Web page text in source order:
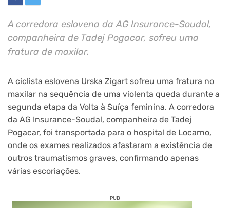
A corredora eslovena da AG Insurance-Soudal,
companheira de Tadej Pogacar, sofreu uma
fratura de maxilar.
A ciclista eslovena Urska Zigart sofreu uma fratura no
maxilar na sequência de uma violenta queda durante a
segunda etapa da Volta à Suíça feminina. A corredora
da AG Insurance-Soudal, companheira de Tadej
Pogacar, foi transportada para o hospital de Locarno,
onde os exames realizados afastaram a existência de
outros traumatismos graves, confirmando apenas
várias escoriações.
PUB